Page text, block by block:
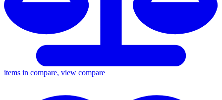
items in compare, view compare